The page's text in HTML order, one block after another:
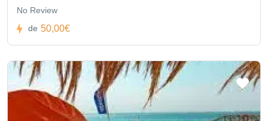
No Review
de 50,00€